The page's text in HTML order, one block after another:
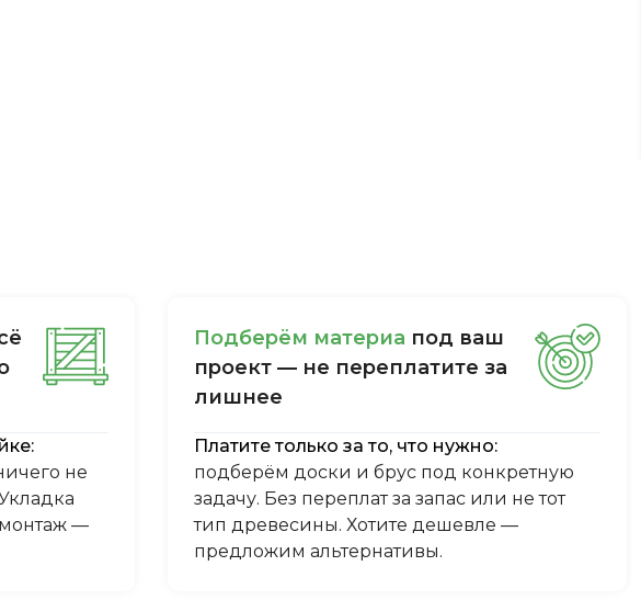
не
—
Пoдбepём мaтepиa пoд вaш
пpoeкт — нe пepeплaтитe зa
лишнee
Платите только за то, что нужно:
подберём доски и брус под конкретную
задачу. Без переплат за запас или не тот
тип древесины. Хотите дешевле —
предложим альтернативы.